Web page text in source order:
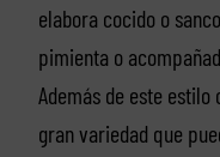
elabora cocido o
pimienta o
Además de este
gran variedad que